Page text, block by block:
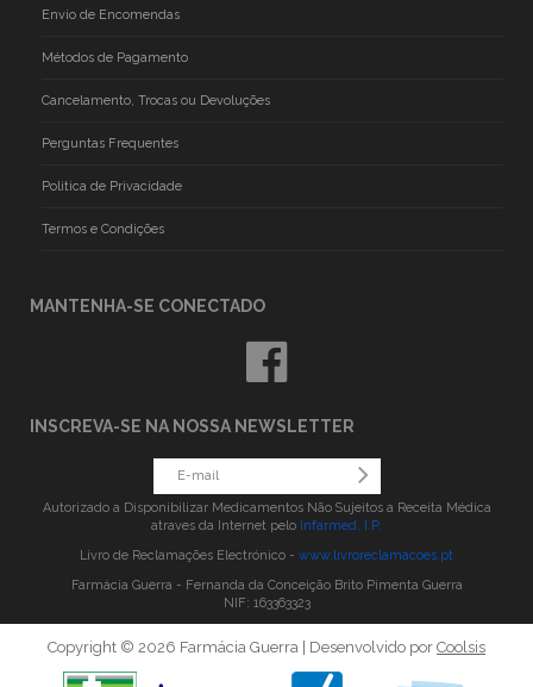
Envio de Encomendas
Métodos de Pagamento
Cancelamento, Trocas ou Devoluções
Perguntas Frequentes
Politica de Privacidade
Termos e Condições
MANTENHA-SE CONECTADO
INSCREVA-SE NA NOSSA NEWSLETTER
Autorizado a Disponibilizar Medicamentos Não Sujeitos a Receita Médica
atraves da Internet pelo Infarmed, I.P.
Livro de Reclamações Electrónico - www.livroreclamacoes.pt
Farmácia Guerra - Fernanda da Conceição Brito Pimenta Guerra
NIF: 163363323
Copyright © 2026 Farmácia Guerra | Desenvolvido por Coolsis